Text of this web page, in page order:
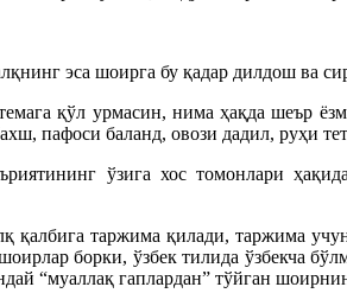
эса шоирга бу қадар дилдош ва
қўл урмасин, нима ҳақда шеър
пафоси баланд, овози дадил, руҳи
ўзига хос томонлари
қалбига таржима қилади, таржима
борки, ўзбек тилида ўзбекча
“муаллақ гаплардан” тўйган